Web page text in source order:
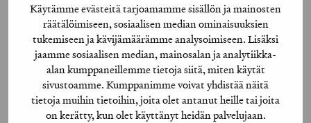
Käytämme evästeitä tarjoamamme sisällön ja mainosten
räätälöimiseen, sosiaalisen median ominaisuuksien
tukemiseen ja kävijämäärämme analysoimiseen. Lisäksi
jaamme sosiaalisen median, mainosalan ja analytiikka-
alan kumppaneillemme tietoja siitä, miten käytät
sivustoamme. Kumppanimme voivat yhdistää näitä
tietoja muihin tietoihin, joita olet antanut heille tai joita
on kerätty, kun olet käyttänyt heidän palvelujaan.